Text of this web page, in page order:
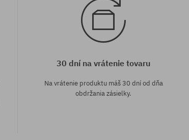
30 dní na vrátenie tovaru
Na vrátenie produktu máš 30 dní od dňa
obdržania zásielky.